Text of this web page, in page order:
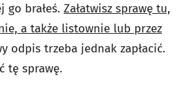
go brałeś. Załatwisz sprawę tu,
a także listownie lub przez
odpis trzeba jednak zapłacić.
tę sprawę.